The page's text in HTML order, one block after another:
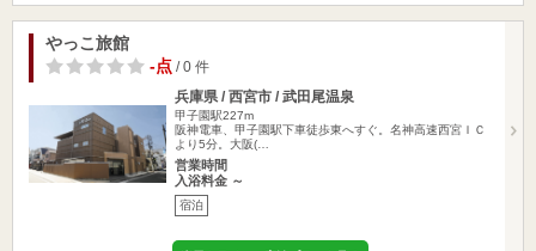
やっこ旅館
-点 / 0 件
兵庫県 / 西宮市 / 武田尾温泉
甲子園駅227m
阪神電車、甲子園駅下車徒歩東へすぐ。名神高速西宮ＩＣ
より5分。大阪(…
営業時間
入浴料金 ～
宿泊